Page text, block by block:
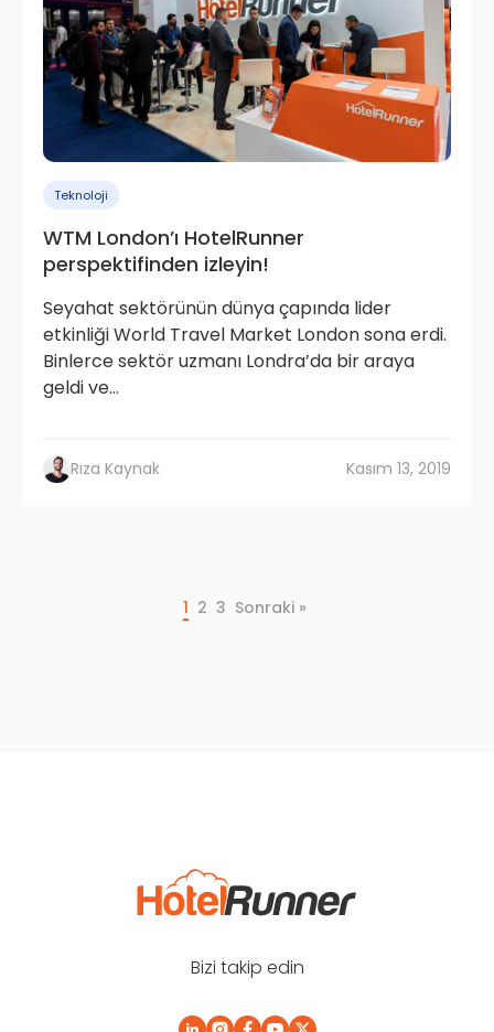
Teknoloji
WTM London’ı HotelRunner
perspektifinden izleyin!
Seyahat sektörünün dünya çapında lider
etkinliği World Travel Market London sona erdi.
Binlerce sektör uzmanı Londra’da bir araya
geldi ve...
Rıza Kaynak Kasım 13, 2019
1 2 3 Sonraki »
Bizi takip edin